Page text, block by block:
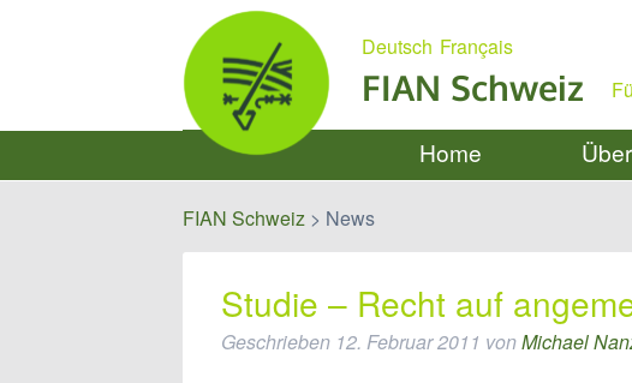
Deutsch Français
FIAN Schweiz
Home
FIAN Schweiz > News
Studie – Recht auf
Geschrieben 12. Februar 2011 vonMichael